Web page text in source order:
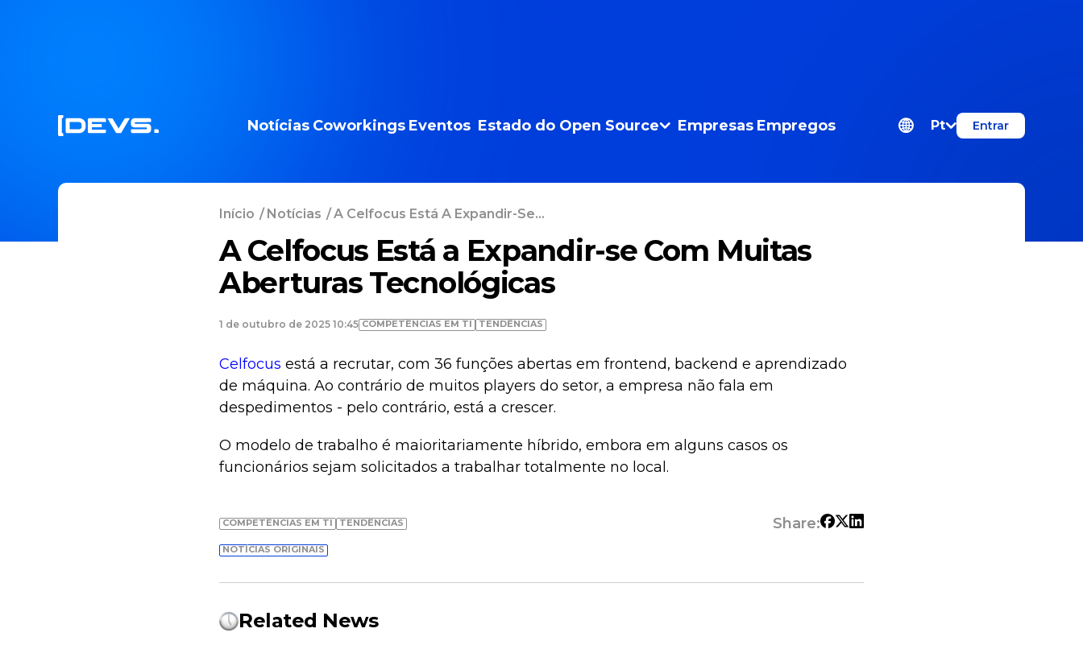
Notícias Coworkings Eventos Estado do Open Source Empresas Empregos Pt Entrar
Início /Notícias /A Celfocus Está A Expandir-Se...
A Celfocus Está a Expandir-se Com Muitas
Aberturas Tecnológicas
1 de outubro de 2025 10:45 COMPETÊNCIAS EM TI TENDÊNCIAS
Celfocus está a recrutar, com 36 funções abertas em frontend, backend e aprendizado
de máquina. Ao contrário de muitos players do setor, a empresa não fala em
despedimentos - pelo contrário, está a crescer.
O modelo de trabalho é maioritariamente híbrido, embora em alguns casos os
funcionários sejam solicitados a trabalhar totalmente no local.
COMPETÊNCIAS EM TI TENDÊNCIAS Share:
NOTÍCIAS ORIGINAIS
Related News